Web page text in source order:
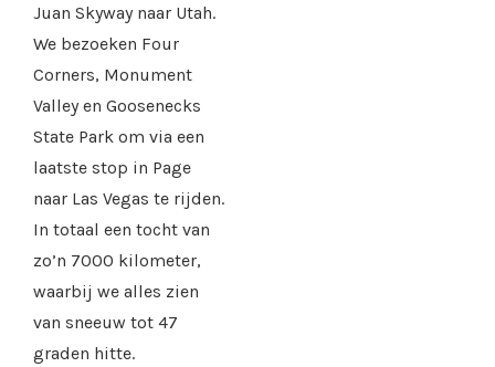
Juan Skyway naar Utah.
We bezoeken Four
Corners, Monument
Valley en Goosenecks
State Park om via een
laatste stop in Page
naar Las Vegas te rijden.
In totaal een tocht van
zo’n 7000 kilometer,
waarbij we alles zien
van sneeuw tot 47
graden hitte.